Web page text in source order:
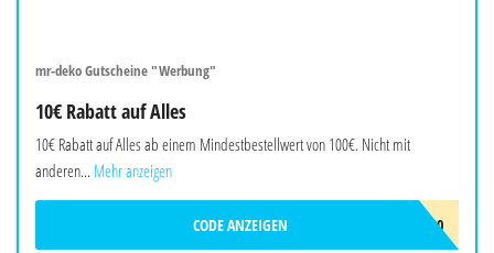
mr-deko Gutscheine "Werbung"
10€ Rabatt auf Alles
10€ Rabatt auf Alles ab einem Mindestbestellwert von 100€. Nicht mit
anderen... Mehr anzeigen
MD10AB100
CODE ANZEIGEN